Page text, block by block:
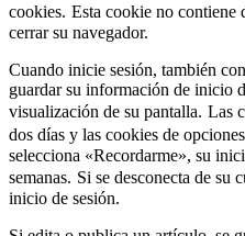
cookies. Esta cookie no contiene
cerrar su navegador.
Cuando inicie sesión, también
guardar su información de inicio
visualización de su pantalla. Las
dos días y las cookies de
selecciona «Recordarme», su
semanas. Si se desconecta de su
inicio de sesión.